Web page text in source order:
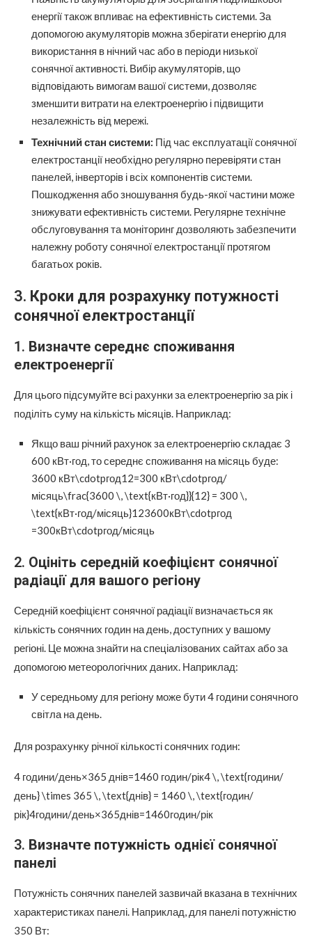
енергії також впливає на ефективність системи. За
допомогою акумуляторів можна зберігати енергію для
використання в нічний час або в періоди низької
сонячної активності. Вибір акумуляторів, що
відповідають вимогам вашої системи, дозволяє
зменшити витрати на електроенергію і підвищити
незалежність від мережі.
Технічний стан системи: Під час експлуатації сонячної
електростанції необхідно регулярно перевіряти стан
панелей, інверторів і всіх компонентів системи.
Пошкодження або зношування будь-якої частини може
знижувати ефективність системи. Регулярне технічне
обслуговування та моніторинг дозволяють забезпечити
належну роботу сонячної електростанції протягом
багатьох років.
3. Кроки для розрахунку потужності
сонячної електростанції
1. Визначте середнє споживання
електроенергії
Для цього підсумуйте всі рахунки за електроенергію за рік і
поділіть суму на кількість місяців. Наприклад:
Якщо ваш річний рахунок за електроенергію складає 3
600 кВт·год, то середнє споживання на місяць буде:
3600 кВт\cdotpгод12=300 кВт\cdotpгод/
місяць\frac{3600 \, \text{кВт·год}}{12} = 300 \,
\text{кВт·год/місяць}123600кВт\cdotpгод​
=300кВт\cdotpгод/місяць
2. Оцініть середній коефіцієнт сонячної
радіації для вашого регіону
Середній коефіцієнт сонячної радіації визначається як
кількість сонячних годин на день, доступних у вашому
регіоні. Це можна знайти на спеціалізованих сайтах або за
допомогою метеорологічних даних. Наприклад:
У середньому для регіону може бути 4 години сонячного
світла на день.
Для розрахунку річної кількості сонячних годин:
4 години/день×365 днів=1460 годин/рік4 \, \text{години/
день} \times 365 \, \text{днів} = 1460 \, \text{годин/
рік}4години/день×365днів=1460годин/рік
3. Визначте потужність однієї сонячної
панелі
Потужність сонячних панелей зазвичай вказана в технічних
характеристиках панелі. Наприклад, для панелі потужністю
350 Вт: